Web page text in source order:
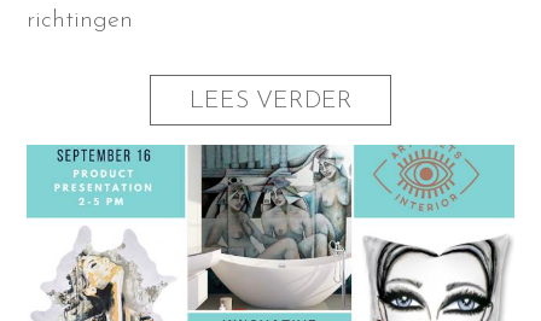
richtingen
LEES VERDER